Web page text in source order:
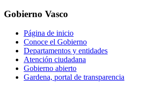
Gobierno Vasco
Página de inicio
Conoce el Gobierno
Departamentos y entidades
Atención ciudadana
Gobierno abierto
Gardena, portal de transparencia